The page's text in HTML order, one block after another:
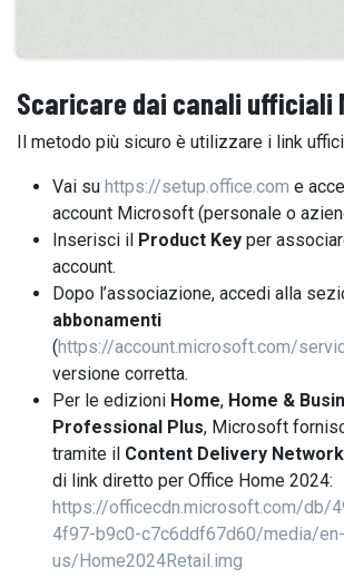
Scaricare dai canali ufficiali
Il metodo più sicuro è utilizzare i link
Vai su https://setup.office.com e
account Microsoft (personale o
Inserisci il Product Key per
account.
Dopo l’associazione, accedi alla
abbonamenti
(https://account.microsoft.com/
versione corretta.
Per le edizioni Home, Home &
Professional Plus, Microsoft
tramite il Content Delivery
di link diretto per Office Home 2024:
https://officecdn.microsoft.com/db/
4f97-b9c0-c7c6ddf67d60/media/en-
us/Home2024Retail.img